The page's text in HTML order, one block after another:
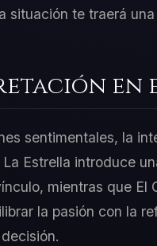
situación te traerá
en
sentimentales, la
Estrella introduce
mientras que
la pasión con la